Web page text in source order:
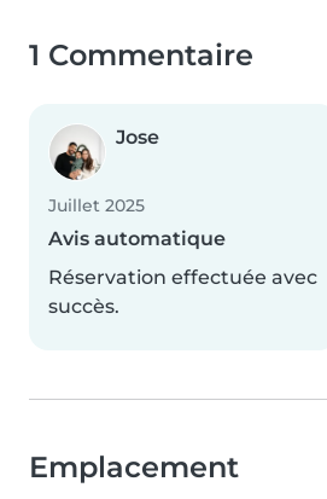
1 Commentaire
Jose
Juillet 2025
Avis automatique
Réservation effectuée avec
succès.
Emplacement